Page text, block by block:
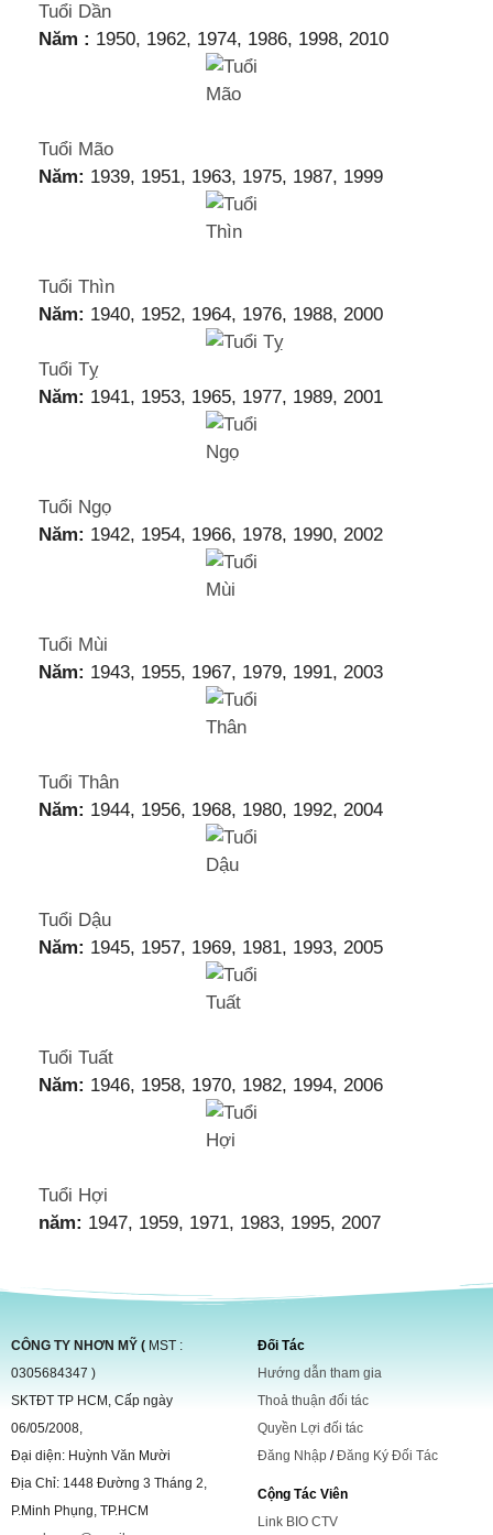
Tuổi Dần
Năm : 1950, 1962, 1974, 1986, 1998, 2010
Tuổi Mão
Năm: 1939, 1951, 1963, 1975, 1987, 1999
Tuổi Thìn
Năm: 1940, 1952, 1964, 1976, 1988, 2000
Tuổi Tỵ
Năm: 1941, 1953, 1965, 1977, 1989, 2001
Tuổi Ngọ
Năm: 1942, 1954, 1966, 1978, 1990, 2002
Tuổi Mùi
Năm: 1943, 1955, 1967, 1979, 1991, 2003
Tuổi Thân
Năm: 1944, 1956, 1968, 1980, 1992, 2004
Tuổi Dậu
Năm: 1945, 1957, 1969, 1981, 1993, 2005
Tuổi Tuất
Năm: 1946, 1958, 1970, 1982, 1994, 2006
Tuổi Hợi
năm: 1947, 1959, 1971, 1983, 1995, 2007
CÔNG TY NHƠN MỸ ( MST :
0305684347 )
SKTĐT TP HCM, Cấp ngày
06/05/2008,
Đại diện: Huỳnh Văn Mười
Địa Chỉ: 1448 Đường 3 Tháng 2,
P.Minh Phụng, TP.HCM
Đối Tác
Hướng dẫn tham gia
Thoả thuận đối tác
Quyền Lợi đối tác
Đăng Nhập /Đăng Ký Đối Tác
Cộng Tác Viên
Link BIO CTV